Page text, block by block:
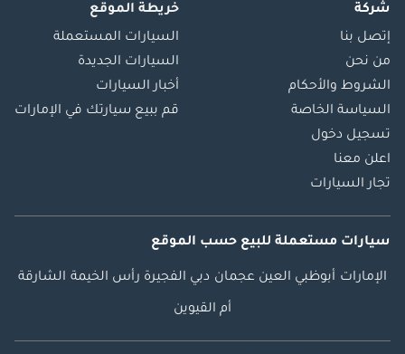
شركة
إتصل بنا
من نحن
الشروط والأحكام
السياسة الخاصة
تسجيل دخول
اعلن معنا
تجار السيارات
خريطة الموقع
السيارات المستعملة
السيارات الجديدة
أخبار السيارات
قم ببيع سيارتك في الإمارات
سيارات مستعملة للبيع حسب الموقع
الإمارات أبوظبي العين عجمان دبي الفجيرة رأس الخيمة الشارقة
أم القيوين